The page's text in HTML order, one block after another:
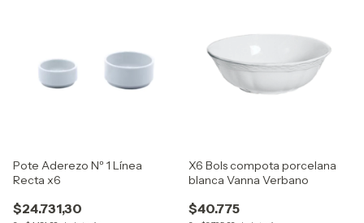
Pote Aderezo Nº 1 Línea
Recta x6
$24.731,30
X6 Bols compota porcelana
blanca Vanna Verbano
$40.775